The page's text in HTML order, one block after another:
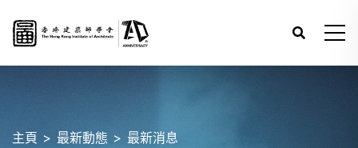
主頁 最新動態 最新消息